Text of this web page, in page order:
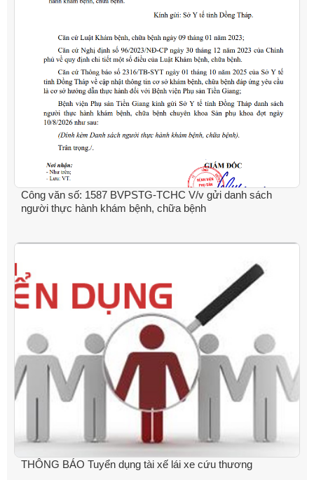
Công văn số: 1587 BVPSTG-TCHC V/v gửi danh sách
người thực hành khám bệnh, chữa bệnh
THÔNG BÁO Tuyển dụng tài xế lái xe cứu thương